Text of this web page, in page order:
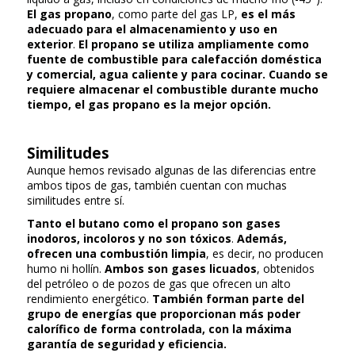
El gas propano, como parte del gas LP, es el más
adecuado para el almacenamiento y uso en
exterior. El propano se utiliza ampliamente como
fuente de combustible para calefacción doméstica
y comercial, agua caliente y para cocinar. Cuando se
requiere almacenar el combustible durante mucho
tiempo, el gas propano es la mejor opción.
Similitudes
Aunque hemos revisado algunas de las diferencias entre
ambos tipos de gas, también cuentan con muchas
similitudes entre sí.
Tanto el butano como el propano son gases
inodoros, incoloros y no son tóxicos. Además,
ofrecen una combustión limpia, es decir, no producen
humo ni hollín. Ambos son gases licuados, obtenidos
del petróleo o de pozos de gas que ofrecen un alto
rendimiento energético. También forman parte del
grupo de energías que proporcionan más poder
calorífico de forma controlada, con la máxima
garantía de seguridad y eficiencia.